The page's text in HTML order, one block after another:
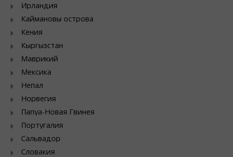
Ирландия
Каймановы острова
Кения
Кыргызстан
Маврикий
Мексика
Непал
Норвегия
Папуа-Новая Гвинея
Португалия
Сальвадор
Словакия